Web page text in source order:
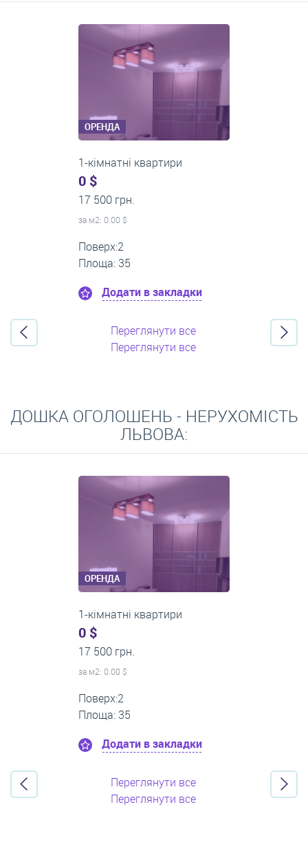
кімнат
ОРЕНДА
1-кімнатні квартири
0 $
22 500 грн.
за м2: 0.00 $
Поверх:12
Площа: 60
Додати в закладки
Переглянути все
Переглянути все
ДОШКА ОГОЛОШЕНЬ - НЕРУХОМІСТЬ
ЛЬВОВА:
ОРЕНДА
3-кімнатні квартири
500 $
0 грн.
за м2: 8.33 $
Поверх:3
Площа: 60
Додати в закладки
Переглянути все
Переглянути все